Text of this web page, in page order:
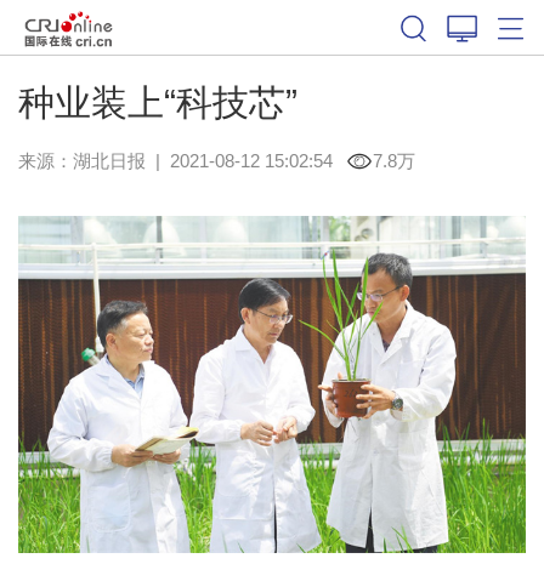
种业装上“科技芯”
来源： 湖北日报 | 2021-08-12 15:02:54 7.8万